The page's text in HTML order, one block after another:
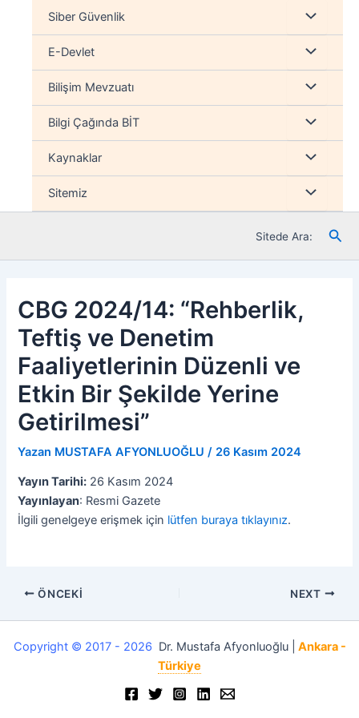
Siber Güvenlik Menu
düğmesi
E-Devlet Menu
düğmesi
Bilişim Mevzuatı Menu
düğmesi
Bilgi Çağında BİT Menu
düğmesi
Kaynaklar Menu
düğmesi
Sitemiz Menu
düğmesi
Sitede Ara:
CBG 2024/14: “Rehberlik,
Teftiş ve Denetim
Faaliyetlerinin Düzenli ve
Etkin Bir Şekilde Yerine
Getirilmesi”
Yazan MUSTAFA AFYONLUOĞLU/ 26 Kasım 2024
Yayın Tarihi: 26 Kasım 2024
Yayınlayan: Resmi Gazete
İlgili genelgeye erişmek için lütfen buraya tıklayınız.
ÖNCEKI NEXT
Copyright © 2017 - 2026 Dr. Mustafa Afyonluoğlu |
Ankara -
Türkiye